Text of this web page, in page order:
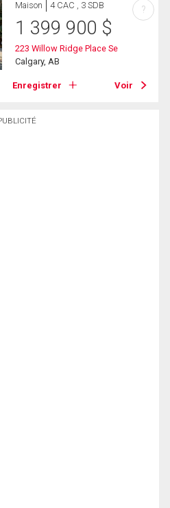
Maison 4 CAC , 3 SDB
1 399 900 $
223 Willow Ridge Place Se
Calgary, AB
Enregistrer Voir
?